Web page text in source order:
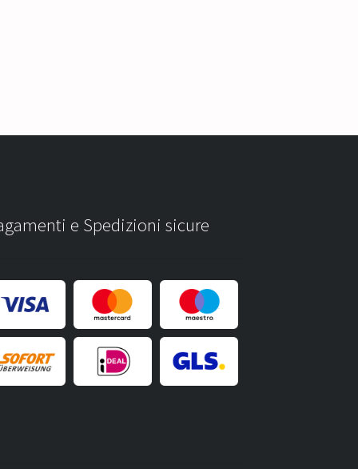
e Spedizioni sicure